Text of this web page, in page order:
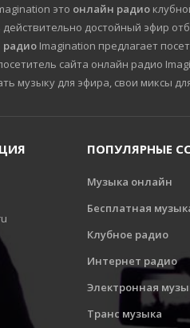
это онлайн радио
действительно достойный эфир
радио Imagination предлагает
сайта онлайн радио
музыку для эфира, свои миксы
ПОПУЛЯРНЫЕ
Музыка онлайн
Бесплатная
Клубное радио
Интернет радио
Электронная
Транс музыка